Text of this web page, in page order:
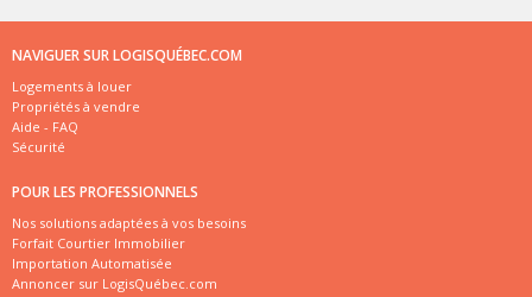
NAVIGUER SUR LOGISQUÉBEC.COM
Logements à louer
Propriétés à vendre
Aide - FAQ
Sécurité
POUR LES PROFESSIONNELS
Nos solutions adaptées à vos besoins
Forfait Courtier Immobilier
Importation Automatisée
Annoncer sur LogisQuébec.com